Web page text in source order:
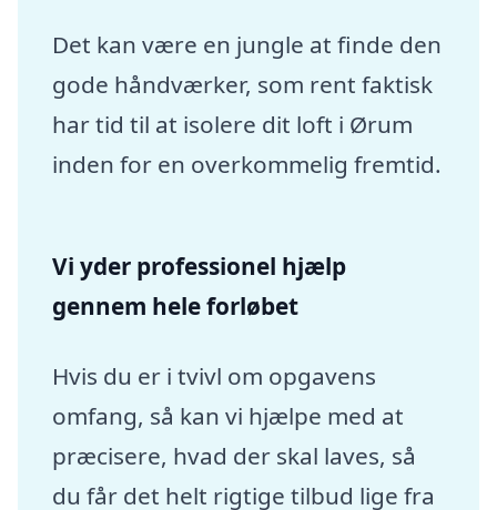
Det kan være en jungle at finde den
gode håndværker, som rent faktisk
har tid til at isolere dit loft i Ørum
inden for en overkommelig fremtid.
Vi yder professionel hjælp
gennem hele forløbet
Hvis du er i tvivl om opgavens
omfang, så kan vi hjælpe med at
præcisere, hvad der skal laves, så
du får det helt rigtige tilbud lige fra